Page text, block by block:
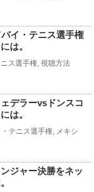
イ・テニス選手権
は。
ス選手権, 視聴方法
デラーvsドンスコ
は。
・テニス選手権, メキシ
ジャー決勝をネッ